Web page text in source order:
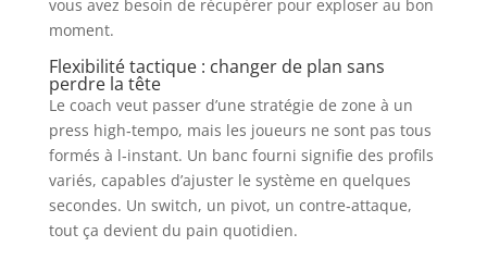
vous avez besoin de récupérer pour exploser au bon
moment.
Flexibilité tactique : changer de plan sans
perdre la tête
Le coach veut passer d’une stratégie de zone à un
press high‑tempo, mais les joueurs ne sont pas tous
formés à l‑instant. Un banc fourni signifie des profils
variés, capables d’ajuster le système en quelques
secondes. Un switch, un pivot, un contre‑attaque,
tout ça devient du pain quotidien.